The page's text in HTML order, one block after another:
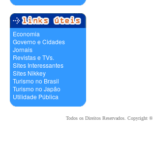
Economia
Governo e Cidades
Jornais
Revistas e TVs.
Sites Interessantes
Sites Nikkey
Turismo no Brasil
Turismo no Japão
Utilidade Pública
Todos os Direitos Reservados. Copyright ®